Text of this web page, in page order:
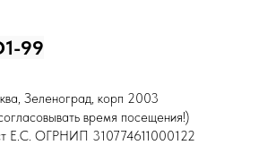
99
Зеленоград, корп 2003
время посещения!)
Е.С. ОГРНИП 310774611000122